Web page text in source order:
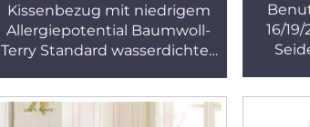
Kissenbezug mit niedrigem
Allergiepotential Baumwoll-
Terry Standard wasserdichtes
Outdoor wasserdicht
16/